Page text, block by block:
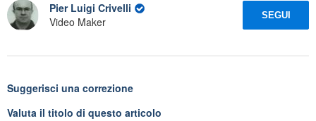
Pier Luigi Crivelli
Video Maker
SEGUI
Suggerisci una correzione
Valuta il titolo di questo articolo